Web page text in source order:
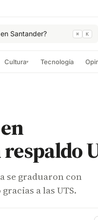
Santander? ⌘ K
Cultura▾ Tecnología
se graduaron con
a las UTS.